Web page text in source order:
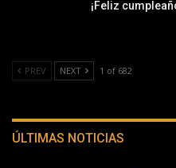
¡Feliz
PREV NEXT 1 of 682
ÚLTIMAS NOTICIAS